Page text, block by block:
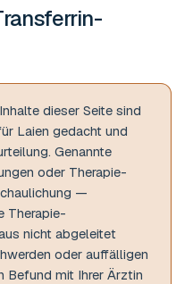
dieser Seite sind
Laien gedacht und
Genannte
oder Therapie-
—
Therapie-
nicht abgeleitet
oder auffälligen
Befund mit Ihrer Ärztin